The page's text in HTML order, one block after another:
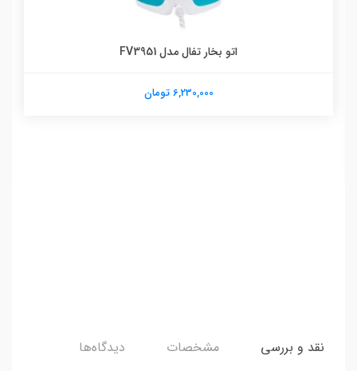
اتو بخار تفال مدل FV3951
6,230,000 تومان
نقد و بررسی مشخصات دیدگاه‌ها